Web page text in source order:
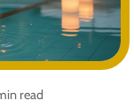
read